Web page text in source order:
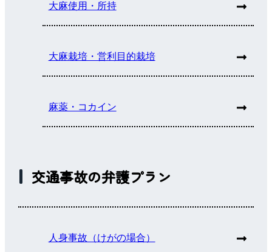
大麻使用・所持
大麻栽培・営利目的栽培
麻薬・コカイン
交通事故の弁護プラン
人身事故（けがの場合）